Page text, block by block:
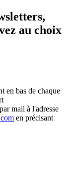
au choix
en bas de chaque
mail à l'adresse
en précisant